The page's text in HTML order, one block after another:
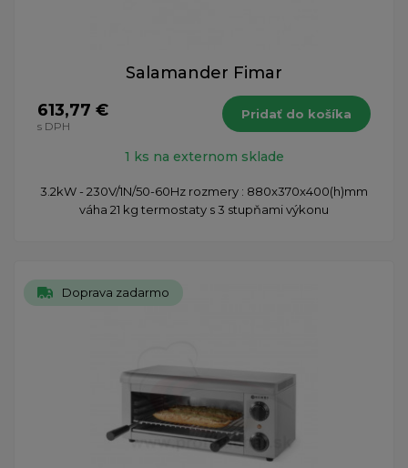
Salamander Fimar
613,77 €
s DPH
Pridať do košíka
1 ks na externom sklade
3.2kW - 230V/1N/50-60Hz rozmery : 880x370x400(h)mm
váha 21 kg termostaty s 3 stupňami výkonu
Doprava zadarmo